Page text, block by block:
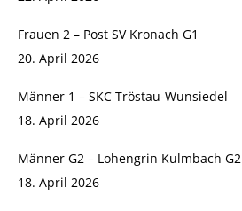
Frauen 2 – Post SV Kronach G1
20. April 2026
Männer 1 – SKC Tröstau-Wunsiedel
18. April 2026
Männer G2 – Lohengrin Kulmbach G2
18. April 2026